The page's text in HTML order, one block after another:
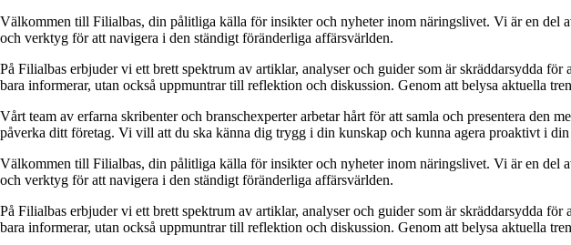
Välkommen till Filialbas, din pålitliga källa för insikter och nyheter inom näringslivet. Vi är en del
och verktyg för att navigera i den ständigt föränderliga affärsvärlden.
På Filialbas erbjuder vi ett brett spektrum av artiklar, analyser och guider som är skräddarsydda
bara informerar, utan också uppmuntrar till reflektion och diskussion. Genom att belysa aktuella
Vårt team av erfarna skribenter och branschexperter arbetar hårt för att samla och presentera
påverka ditt företag. Vi vill att du ska känna dig trygg i din kunskap och kunna agera proaktivt i din
Välkommen till Filialbas, din pålitliga källa för insikter och nyheter inom näringslivet. Vi är en del
och verktyg för att navigera i den ständigt föränderliga affärsvärlden.
På Filialbas erbjuder vi ett brett spektrum av artiklar, analyser och guider som är skräddarsydda
bara informerar, utan också uppmuntrar till reflektion och diskussion. Genom att belysa aktuella